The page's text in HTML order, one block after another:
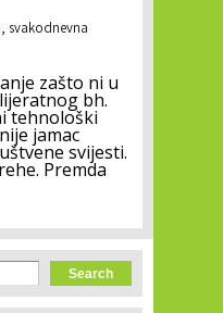
svakodnevna
zašto ni u
bh.
tehnološki
jamac
svijesti.
Premda